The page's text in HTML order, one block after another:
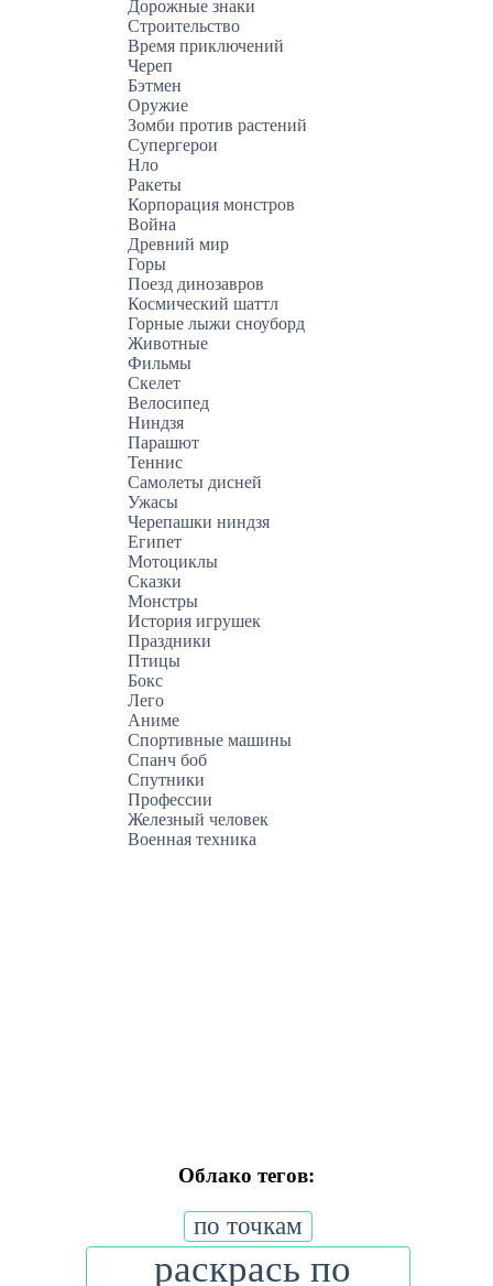
Дорожные знаки
Строительство
Время приключений
Череп
Бэтмен
Оружие
Зомби против растений
Супергерои
Нло
Ракеты
Корпорация монстров
Война
Древний мир
Горы
Поезд динозавров
Космический шаттл
Горные лыжи сноуборд
Животные
Фильмы
Скелет
Велосипед
Ниндзя
Парашют
Теннис
Самолеты дисней
Ужасы
Черепашки ниндзя
Египет
Мотоциклы
Сказки
Монстры
История игрушек
Праздники
Птицы
Бокс
Лего
Аниме
Спортивные машины
Спанч боб
Спутники
Профессии
Железный человек
Военная техника
Облако тегов:
по точкам
раскрась по